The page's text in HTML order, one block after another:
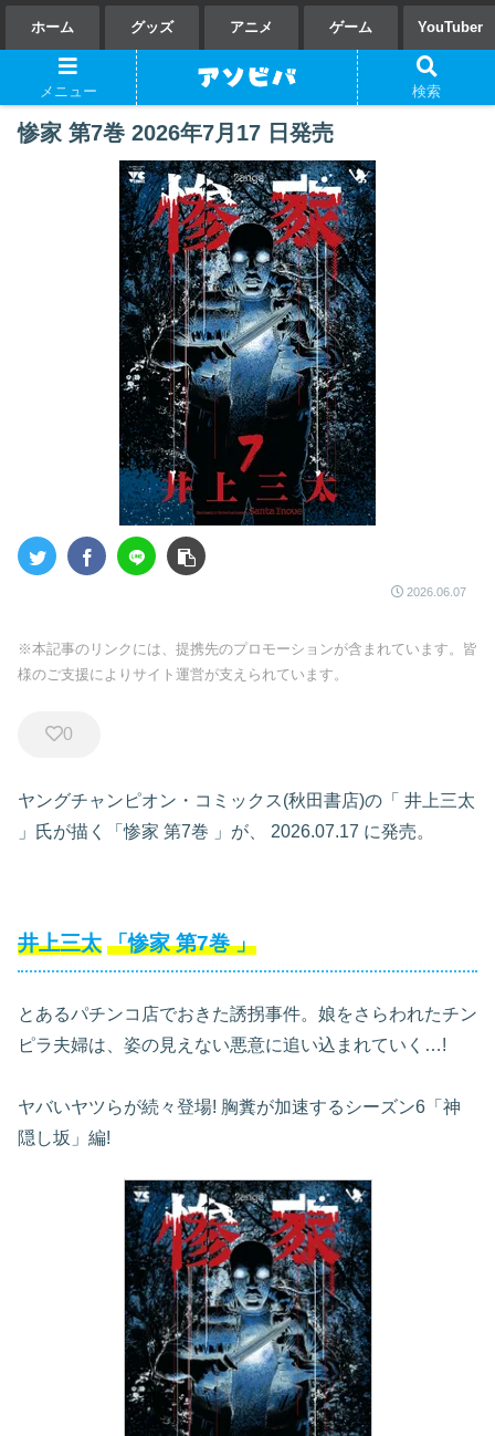
ホーム グッズ アニメ ゲーム YouTuber
惨家 第7巻 2026年7月17 日発売
2026.06.07
※本記事のリンクには、提携先のプロモーションが含まれています。皆
様のご支援によりサイト運営が支えられています。
0
ヤングチャンピオン・コミックス(秋田書店)の「 井上三太
」氏が描く「惨家 第7巻 」が、 2026.07.17 に発売。
井上三太 「惨家第7巻」
とあるパチンコ店でおきた誘拐事件。娘をさらわれたチン
ピラ夫婦は、姿の見えない悪意に追い込まれていく…!
ヤバいヤツらが続々登場! 胸糞が加速するシーズン6「神
隠し坂」編!
メニュー 検索